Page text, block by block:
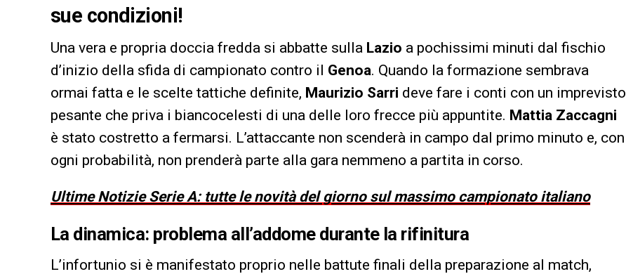
sue condizioni!
Una vera e propria doccia fredda si abbatte sulla Lazio a pochissimi minuti dal fischio
d’inizio della sfida di campionato contro il Genoa. Quando la formazione sembrava
ormai fatta e le scelte tattiche definite, Maurizio Sarri deve fare i conti con un imprevisto
pesante che priva i biancocelesti di una delle loro frecce più appuntite. Mattia Zaccagni
è stato costretto a fermarsi. L’attaccante non scenderà in campo dal primo minuto e, con
ogni probabilità, non prenderà parte alla gara nemmeno a partita in corso.
Ultime Notizie Serie A: tutte le novità del giorno sul massimo campionato italiano
La dinamica: problema all’addome durante la rifinitura
L’infortunio si è manifestato proprio nelle battute finali della preparazione al match,